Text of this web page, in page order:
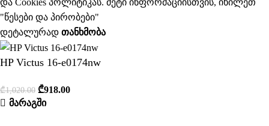
"წესები და პირობები"
დეტალურად ᲗᲐᲜᲮᲛᲝᲑᲐ
HP Victus 16-e0174nw
₾1,020.00 ₾918.00
მარაგში